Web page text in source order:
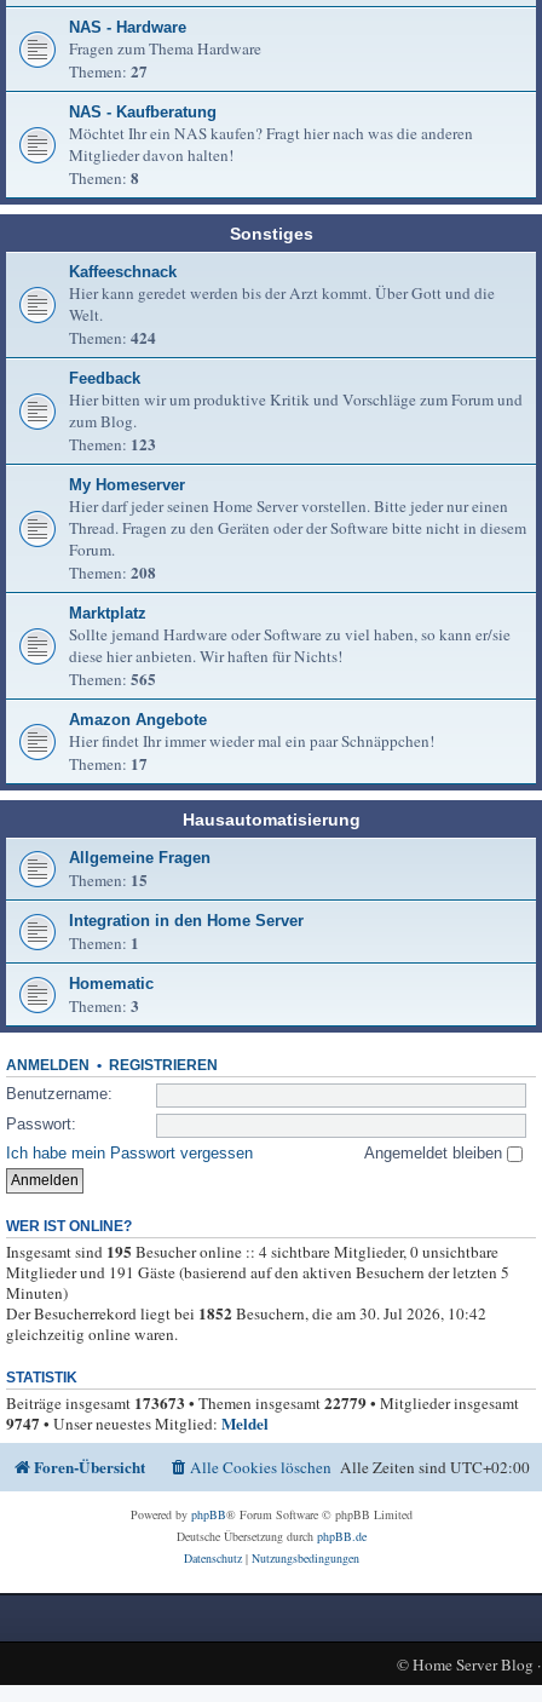
NAS - Hardware
Fragen zum Thema Hardware
Themen: 27
NAS - Kaufberatung
Möchtet Ihr ein NAS kaufen? Fragt hier nach was die anderen
Mitglieder davon halten!
Themen: 8
Sonstiges
Kaffeeschnack
Hier kann geredet werden bis der Arzt kommt. Über Gott und die
Welt.
Themen: 424
Feedback
Hier bitten wir um produktive Kritik und Vorschläge zum Forum und
zum Blog.
Themen: 123
My Homeserver
Hier darf jeder seinen Home Server vorstellen. Bitte jeder nur einen
Thread. Fragen zu den Geräten oder der Software bitte nicht in diesem
Forum.
Themen: 208
Marktplatz
Sollte jemand Hardware oder Software zu viel haben, so kann er/sie
diese hier anbieten. Wir haften für Nichts!
Themen: 565
Amazon Angebote
Hier findet Ihr immer wieder mal ein paar Schnäppchen!
Themen: 17
Hausautomatisierung
Allgemeine Fragen
Themen: 15
Integration in den Home Server
Themen: 1
Homematic
Themen: 3
ANMELDEN • REGISTRIEREN
Benutzername:
Passwort:
Ich habe mein Passwort vergessen
Angemeldet bleiben
WER IST ONLINE?
Insgesamt sind 195 Besucher online :: 4 sichtbare Mitglieder, 0 unsichtbare
Mitglieder und 191 Gäste (basierend auf den aktiven Besuchern der letzten 5
Minuten)
Der Besucherrekord liegt bei 1852Besuchern, die am 30. Jul 2026, 10:42
gleichzeitig online waren.
STATISTIK
Beiträge insgesamt 173673 • Themen insgesamt22779• Mitglieder insgesamt
9747• Unser neuestes Mitglied: Meldel
Foren-Übersicht
Alle Zeiten sindUTC+02:00
Alle Cookies löschen
Powered by phpBB® Forum Software © phpBB Limited
Deutsche Übersetzung durch phpBB.de
Datenschutz| Nutzungsbedingungen
©Home Server Blog